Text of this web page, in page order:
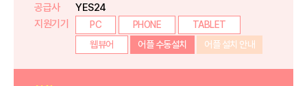
공급사
YES24
지원기기
PC PHONE
TABLET
웹뷰어
어플 수동설치 어플 설치 안내